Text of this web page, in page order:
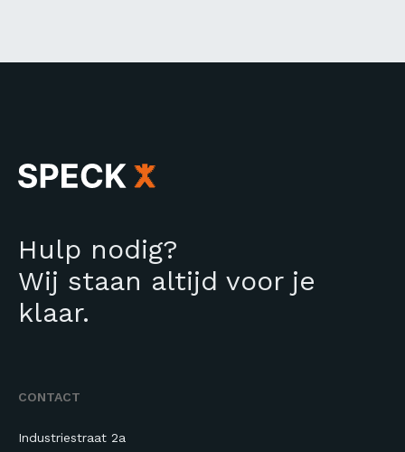
Hulp nodig?
Wij staan altijd voor je
klaar.
CONTACT
Industriestraat 2a